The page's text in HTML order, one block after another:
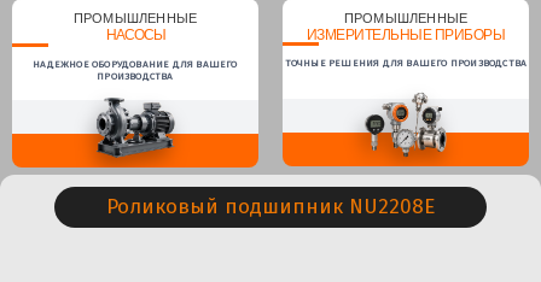
ПРОМЫШЛЕННЫЕ
НАСОСЫ
НАДЕЖНОЕ ОБОРУДОВАНИЕ ДЛЯ ВАШЕГО
ПРОИЗВОДСТВА
ПРОМЫШЛЕННЫЕ
ИЗМЕРИТЕЛЬНЫЕ ПРИБОРЫ
ТОЧНЫЕ РЕШЕНИЯ ДЛЯ ВАШЕГО ПРОИЗВОДСТВА
Роликовый подшипник NU2208E